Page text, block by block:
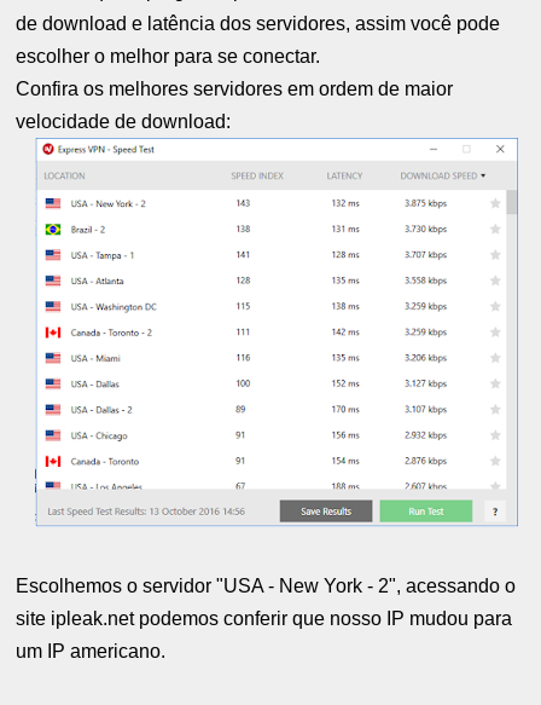
de download e latência dos servidores, assim você pode
escolher o melhor para se conectar.
Confira os melhores servidores em ordem de maior
velocidade de download:
Escolhemos o servidor "USA - New York - 2", acessando o
site ipleak.net podemos conferir que nosso IP mudou para
um IP americano.